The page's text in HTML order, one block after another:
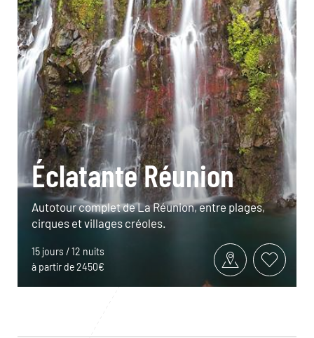
Éclatante Réunion
Autotour complet de La Réunion, entre plages,
cirques et villages créoles.
15 jours / 12 nuits
à partir de 2450€